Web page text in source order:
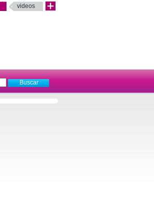
videos